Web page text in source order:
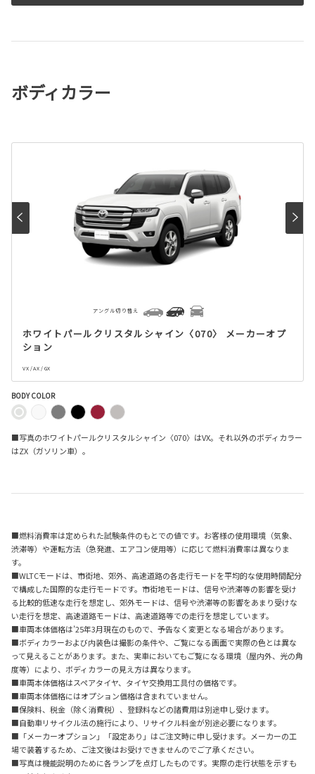
ボディカラー
ホワイトパールクリスタルシャイン〈070〉 メーカーオプ
ション
VX / AX / GX
アングル切り替え
BODY COLOR
■写真のホワイトパールクリスタルシャイン〈070〉はVX。それ以外のボディカラー
はZX（ガソリン車）。
■燃料消費率は定められた試験条件のもとでの値です。お客様の使用環境（気象、
渋滞等）や運転方法（急発進、エアコン使用等）に応じて燃料消費率は異なりま
す。
■WLTCモードは、市街地、郊外、高速道路の各走行モードを平均的な使用時間配分
で構成した国際的な走行モードです。市街地モードは、信号や渋滞等の影響を受け
る比較的低速な走行を想定し、郊外モードは、信号や渋滞等の影響をあまり受けな
い走行を想定、高速道路モードは、高速道路等での走行を想定しています。
■車両本体価格は’25年3月現在のもので、予告なく変更となる場合があります。
■ボディカラーおよび内装色は撮影の条件や、ご覧になる画面で実際の色とは異な
って見えることがあります。また、実車においてもご覧になる環境（屋内外、光の角
度等）により、ボディカラーの見え方は異なります。
■車両本体価格はスペアタイヤ、タイヤ交換用工具付の価格です。
■車両本体価格にはオプション価格は含まれていません。
■保険料、税金（除く消費税）、登録料などの諸費用は別途申し受けます。
■自動車リサイクル法の施行により、リサイクル料金が別途必要になります。
■「メーカーオプション」「設定あり」はご注文時に申し受けます。メーカーの工
場で装着するため、ご注文後はお受けできませんのでご了承ください。
■写真は機能説明のために各ランプを点灯したものです。実際の走行状態を示すも